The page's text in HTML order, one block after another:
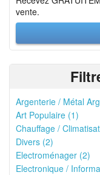
vente.
Argenterie / Métal
Art Populaire (1)
Chauffage /
Divers (2)
Electroménager (2)
Electronique /